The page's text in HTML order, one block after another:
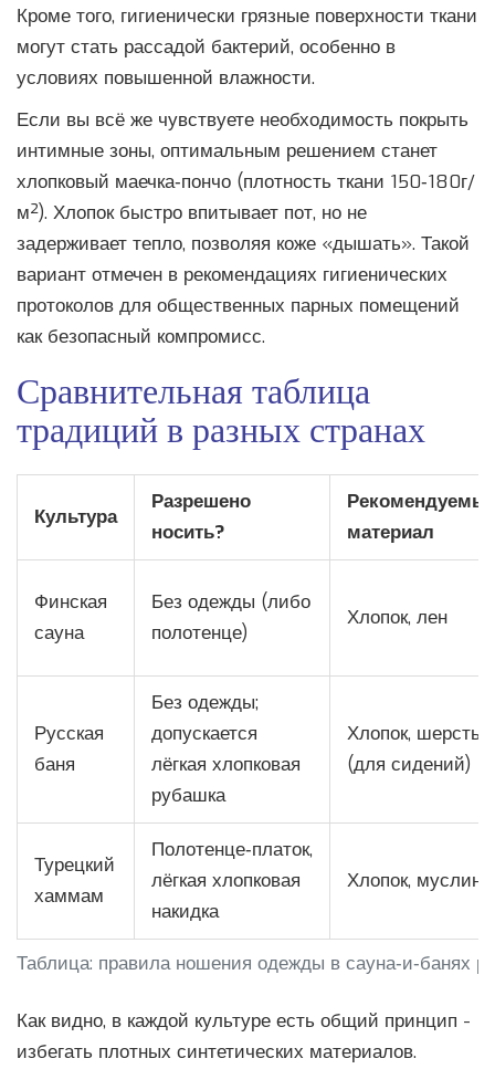
Кроме того, гигиенически грязные поверхности ткани
могут стать рассадой бактерий, особенно в
условиях повышенной влажности.
Если вы всё же чувствуете необходимость покрыть
интимные зоны, оптимальным решением станет
хлопковый маечка‑пончо (плотность ткани 150‑180г/
м²). Хлопок быстро впитывает пот, но не
задерживает тепло, позволяя коже «дышать». Такой
вариант отмечен в рекомендациях гигиенических
протоколов для общественных парных помещений
как безопасный компромисс.
Сравнительная таблица
традиций в разных странах
Таблица: правила ношения одежды в сауна‑и‑банях
Культура
Разрешено
носить?
материал
Финская
сауна
Без одежды (либо
полотенце)
Хлопок, лен
Русская
баня
Без одежды;
допускается
лёгкая хлопковая
рубашка
Хлопок, шерсть
(для сидений)
Турецкий
хаммам
Полотенце‑платок,
лёгкая хлопковая
накидка
Хлопок, муслин
Как видно, в каждой культуре есть общий принцип -
избегать плотных синтетических материалов.